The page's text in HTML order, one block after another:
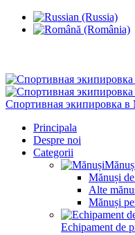
Спортивная экипировка
Principala
Despre noi
Categorii
Mănuși
Alte
Mănuși
Echipament de